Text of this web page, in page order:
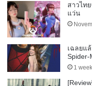
สาวไท
แว่น
เฉลยแ
Spider-
1